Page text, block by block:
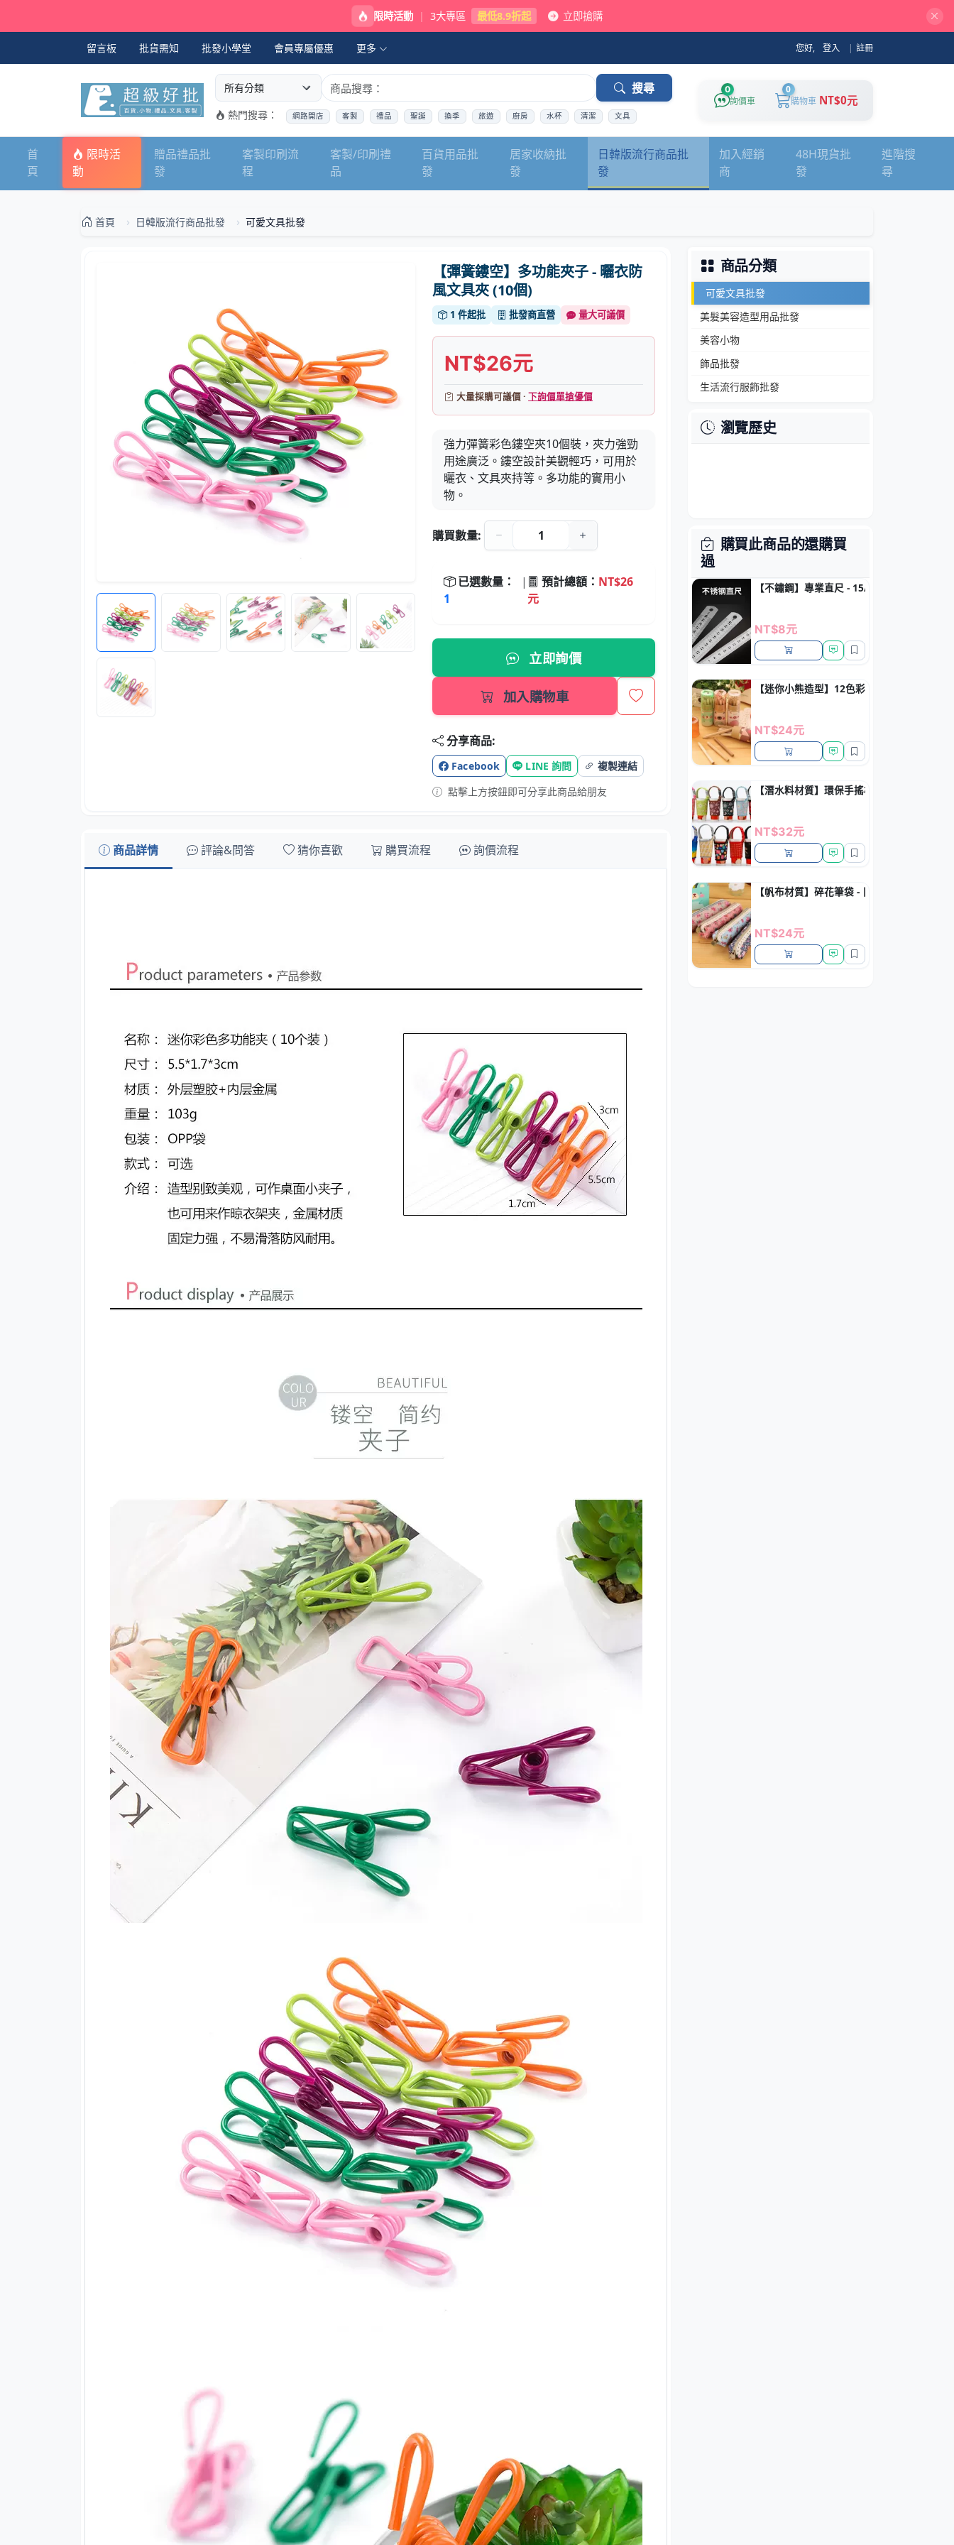
限時活動 | 3大專區 最低8.9折起 立即搶購
留言板 批貨需知 批發小學堂 會員專屬優惠 更多 您好, 登入 | 註冊
選擇商品分類
搜尋商品關鍵字 搜尋
熱門搜尋： 網路開店 客製 禮品 聖誕 換季 旅遊 廚房 水杯 清潔 文具
0
詢價車
0
購物車 NT$0元
首
頁
限時活
動
贈品禮品批
發
客製印刷流
程
客製/印刷禮
品
百貨用品批
發
居家收納批
發
日韓版流行商品批
發
加入經銷
商
48H現貨批
發
進階搜
尋
首頁 日韓版流行商品批發 可愛文具批發
【彈簧鏤空】多功能夾子 - 曬衣防
風文具夾 (10個)
1 件起批 批發商直營 量大可議價
NT$26元
大量採購可議價 ·下詢價單搶優價
強力彈簧彩色鏤空夾10個裝，夾力強勁
用途廣泛。鏤空設計美觀輕巧，可用於
曬衣、文具夾持等。多功能的實用小
物。
購買數量:
已選數量：
1
| 預計總額： NT$26
元
立即詢價
加入購物車
分享商品:
Facebook LINE 詢問
複製連結
點擊上方按鈕即可分享此商品給朋友
商品詳情 評論&問答 猜你喜歡 購買流程 詢價流程
商品分類
可愛文具批發
美髮美容造型用品批發
美容小物
飾品批發
生活流行服飾批發
瀏覽歷史
購買此商品的還購買
過
【不鏽鋼】專業直尺 - 15/20/30cm高精度
NT$8元
【迷你小熊造型】12色彩色鉛筆 - 兒童繪畫
NT$24元
【潛水料材質】環保手搖杯隔熱套 - 防燙防
NT$32元
【帆布材質】碎花筆袋 - 日系大容量文具袋
NT$24元